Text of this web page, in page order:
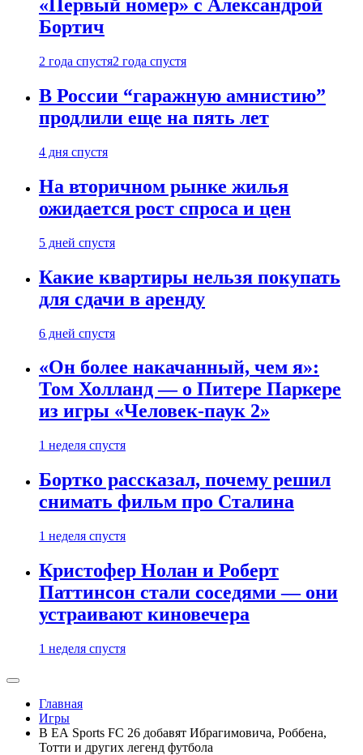
«Первый номер» с Александрой
Бортич
2 года спустя2 года спустя
В России “гаражную амнистию”
продлили еще на пять лет
4 дня спустя
На вторичном рынке жилья
ожидается рост спроса и цен
5 дней спустя
Какие квартиры нельзя покупать
для сдачи в аренду
6 дней спустя
«Он более накачанный, чем я»:
Том Холланд — о Питере Паркере
из игры «Человек-паук 2»
1 неделя спустя
Бортко рассказал, почему решил
снимать фильм про Сталина
1 неделя спустя
Кристофер Нолан и Роберт
Паттинсон стали соседями — они
устраивают киновечера
1 неделя спустя
Главная
Игры
В EA Sports FC 26 добавят Ибрагимовича, Роббена,
Тотти и других легенд футбола